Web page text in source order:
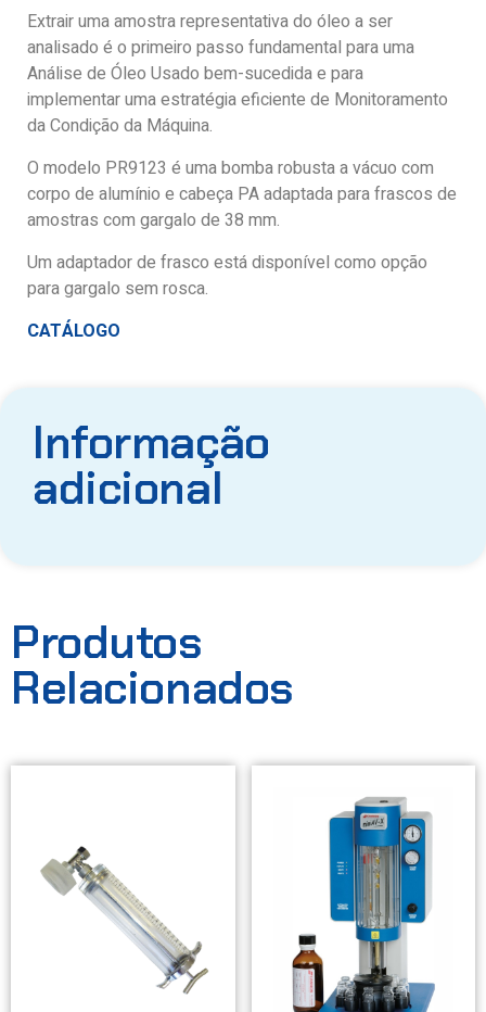
Extrair uma amostra representativa do óleo a ser
analisado é o primeiro passo fundamental para uma
Análise de Óleo Usado bem-sucedida e para
implementar uma estratégia eficiente de Monitoramento
da Condição da Máquina.
O modelo PR9123 é uma bomba robusta a vácuo com
corpo de alumínio e cabeça PA adaptada para frascos de
amostras com gargalo de 38 mm.
Um adaptador de frasco está disponível como opção
para gargalo sem rosca.
CATÁLOGO
Informação
adicional
Produtos
Relacionados